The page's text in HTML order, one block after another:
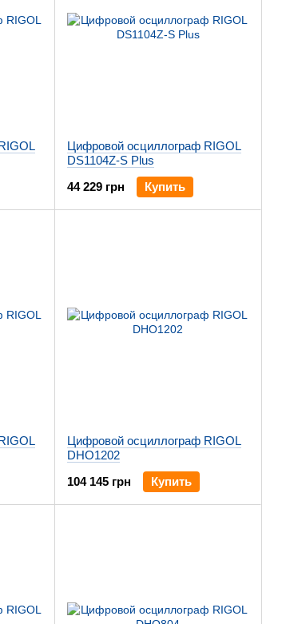
Цифровой осциллограф RIGOL
DS1104Z-S Plus
44 229 грн
Купить
Цифровой осциллограф RIGOL
DHO1202
104 145 грн
Купить